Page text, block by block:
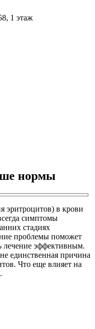
1 этаж
нормы
эритроцитов) в крови
симптомы
стадиях
проблемы поможет
лечение эффективным.
единственная причина
Что еще влияет на